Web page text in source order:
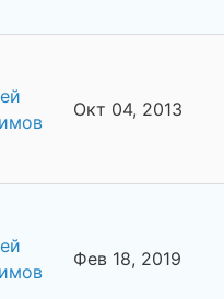
Окт 04, 2013
Фев 18, 2019